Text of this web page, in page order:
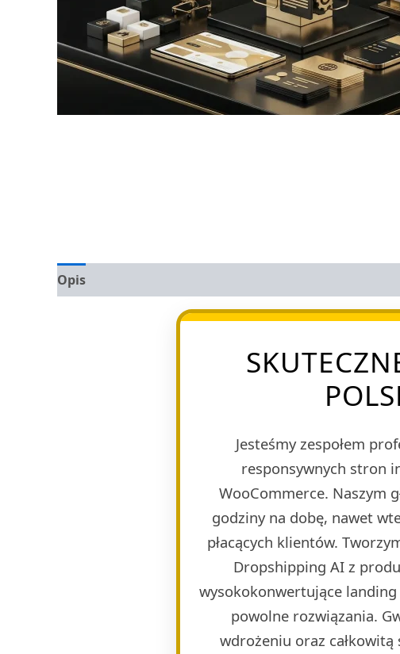
Opis
Jesteśmy zespołem
responsywnych stron
WooCommerce. Naszym
godziny na dobę, nawet
płacących klientów.
Dropshipping AI z
wysokokonwertujące
powolne rozwiązania.
wdrożeniu oraz